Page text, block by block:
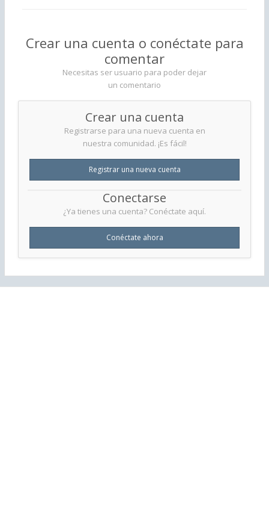
Crear una cuenta o conéctate para
comentar
Necesitas ser usuario para poder dejar
un comentario
Crear una cuenta
Registrarse para una nueva cuenta en
nuestra comunidad. ¡Es fácil!
Registrar una nueva cuenta
Conectarse
¿Ya tienes una cuenta? Conéctate aquí.
Conéctate ahora